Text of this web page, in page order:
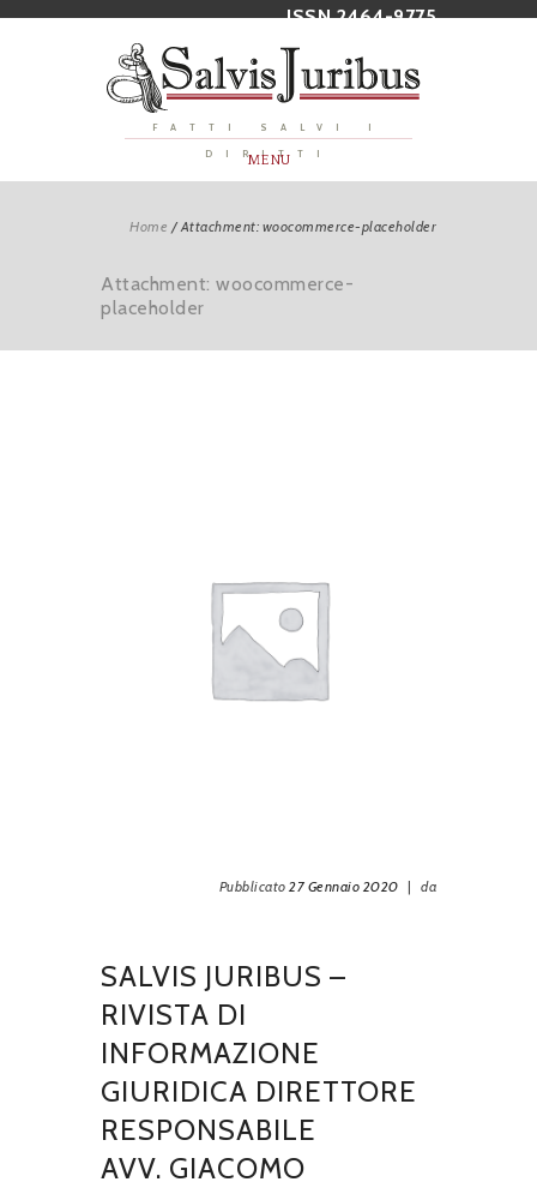
ISSN 2464-9775
FATTI SALVI I
DIRITTI
MENU
Home /Attachment: woocommerce-placeholder
Attachment: woocommerce-
placeholder
Pubblicato 27 Gennaio 2020 | da
SALVIS JURIBUS –
RIVISTA DI
INFORMAZIONE
GIURIDICA DIRETTORE
RESPONSABILE
AVV. GIACOMO